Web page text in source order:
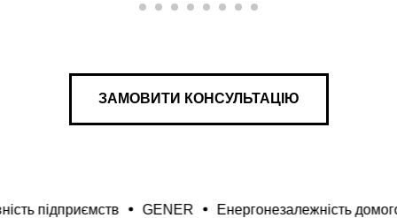
ЗАМОВИТИ КОНСУЛЬТАЦІЮ
GENER Енергонезалежність